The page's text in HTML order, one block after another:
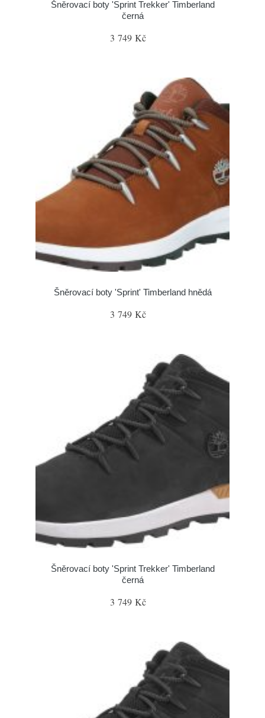
Šněrovací boty 'Sprint Trekker' Timberland
černá
3 749 Kč
Šněrovací boty 'Sprint' Timberland hnědá
3 749 Kč
Šněrovací boty 'Sprint Trekker' Timberland
černá
3 749 Kč